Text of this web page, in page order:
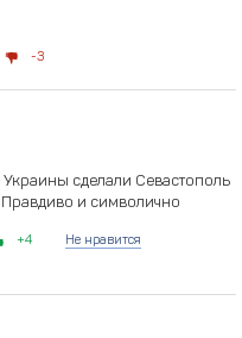
3
Украины сделали Севастополь
и символично
4
Не нравится